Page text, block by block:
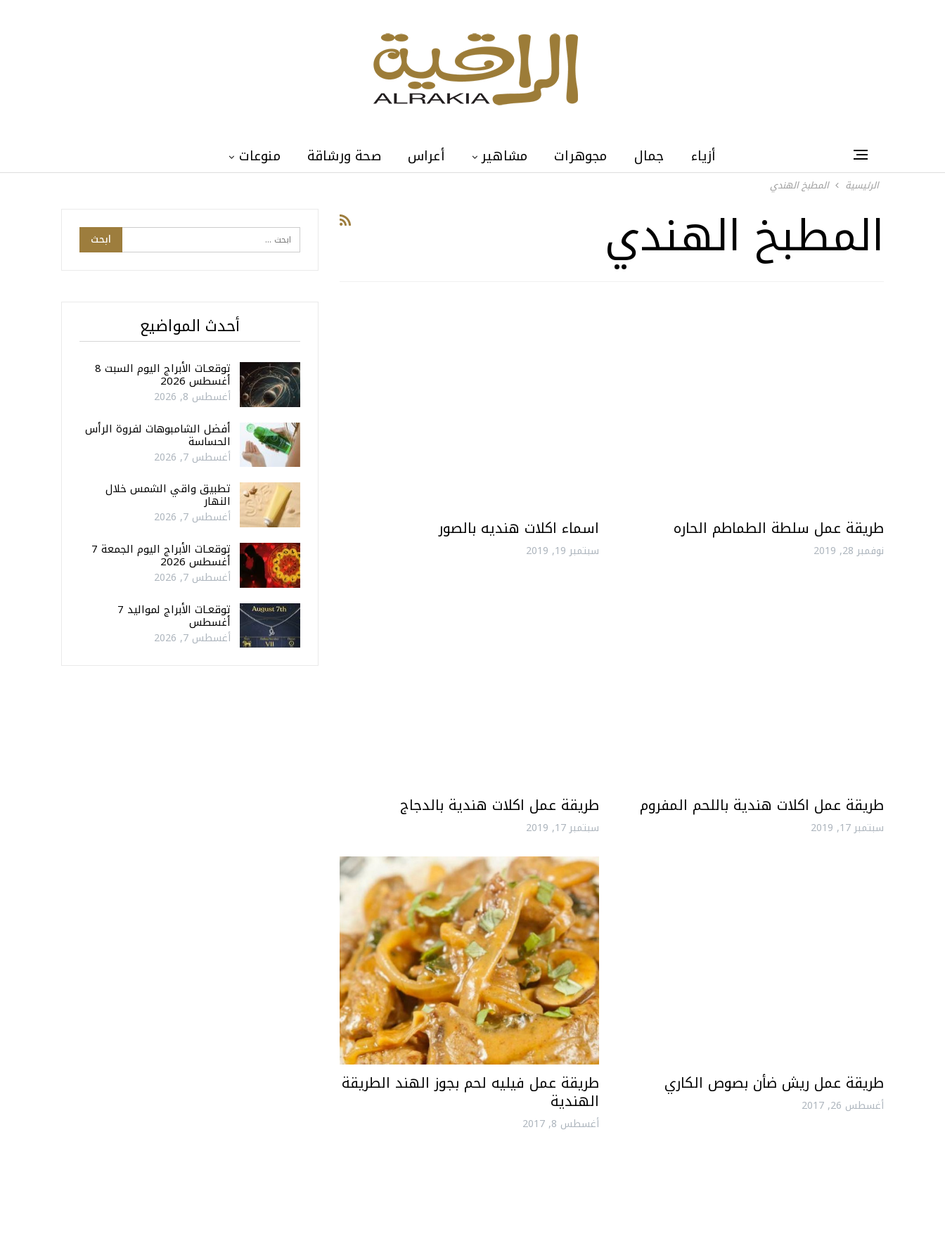
أزياء جمال مجوهرات مشاهير أعراس صحة ورشاقة منوعات
الرئيسية المطبخ الهندي
المطبخ الهندي
طريقة عمل سلطة الطماطم الحاره
نوفمبر 28, 2019
اسماء اكلات هنديه بالصور
سبتمبر 19, 2019
طريقة عمل اكلات هندية باللحم المفروم
سبتمبر 17, 2019
طريقة عمل اكلات هندية بالدجاج
سبتمبر 17, 2019
طريقة عمل ريش ضأن بصوص الكاري
أغسطس 26, 2017
طريقة عمل فيليه لحم بجوز الهند الطريقة
الهندية
أغسطس 8, 2017
أحدث المواضيع
توقعـات الأبراج اليوم السبت 8
أغسطس 2026
أغسطس 8, 2026
أفضل الشامبوهات لفروة الرأس
الحساسة
أغسطس 7, 2026
تطبيق واقي الشمس خلال
النهار
أغسطس 7, 2026
توقعـات الأبراج اليوم الجمعة 7
أغسطس 2026
أغسطس 7, 2026
توقعـات الأبراج لمواليد 7
أغسطس
أغسطس 7, 2026